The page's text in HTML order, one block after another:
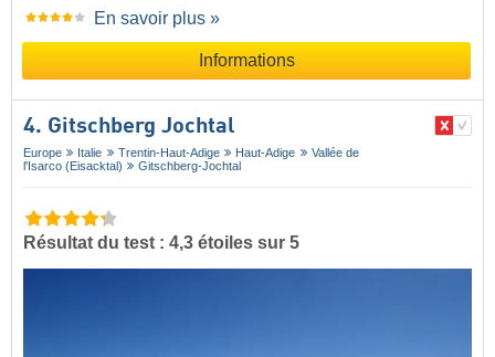
En savoir plus »
Informations
4. Gitschberg Jochtal
Europe Italie Trentin-Haut-Adige Haut-Adige
Vallée de
l'Isarco (Eisacktal)
Gitschberg-Jochtal
Résultat du test : 4,3 étoiles sur 5